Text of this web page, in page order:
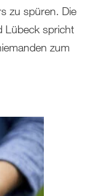
zu spüren. Die
Lübeck spricht
zum